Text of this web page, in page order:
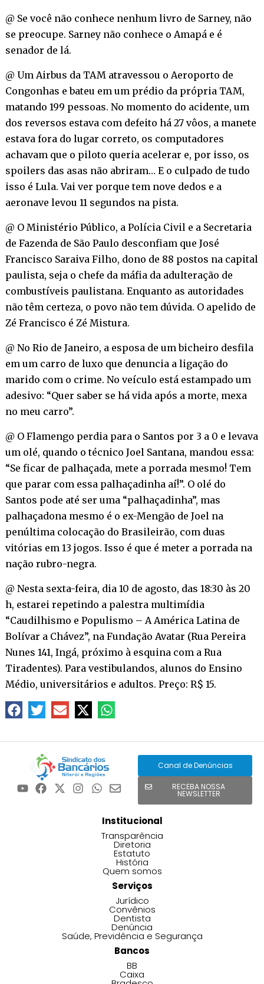
@ Se você não conhece nenhum livro de Sarney, não
se preocupe. Sarney não conhece o Amapá e é
senador de lá.
@ Um Airbus da TAM atravessou o Aeroporto de
Congonhas e bateu em um prédio da própria TAM,
matando 199 pessoas. No momento do acidente, um
dos reversos estava com defeito há 27 vôos, a manete
estava fora do lugar correto, os computadores
achavam que o piloto queria acelerar e, por isso, os
spoilers das asas não abriram… E o culpado de tudo
isso é Lula. Vai ver porque tem nove dedos e a
aeronave levou 11 segundos na pista.
@ O Ministério Público, a Polícia Civil e a Secretaria
de Fazenda de São Paulo desconfiam que José
Francisco Saraiva Filho, dono de 88 postos na capital
paulista, seja o chefe da máfia da adulteração de
combustíveis paulistana. Enquanto as autoridades
não têm certeza, o povo não tem dúvida. O apelido de
Zé Francisco é Zé Mistura.
@ No Rio de Janeiro, a esposa de um bicheiro desfila
em um carro de luxo que denuncia a ligação do
marido com o crime. No veículo está estampado um
adesivo: “Quer saber se há vida após a morte, mexa
no meu carro”.
@ O Flamengo perdia para o Santos por 3 a 0 e levava
um olé, quando o técnico Joel Santana, mandou essa:
“Se ficar de palhaçada, mete a porrada mesmo! Tem
que parar com essa palhaçadinha aí!”. O olé do
Santos pode até ser uma “palhaçadinha”, mas
palhaçadona mesmo é o ex-Mengão de Joel na
penúltima colocação do Brasileirão, com duas
vitórias em 13 jogos. Isso é que é meter a porrada na
nação rubro-negra.
@ Nesta sexta-feira, dia 10 de agosto, das 18:30 às 20
h, estarei repetindo a palestra multimídia
“Caudilhismo e Populismo – A América Latina de
Bolívar a Chávez”, na Fundação Avatar (Rua Pereira
Nunes 141, Ingá, próximo à esquina com a Rua
Tiradentes). Para vestibulandos, alunos do Ensino
Médio, universitários e adultos. Preço: R$ 15.
Canal de Denúncias
RECEBA NOSSA
NEWSLETTER
Institucional
Transparência
Diretoria
Estatuto
História
Quem somos
Serviços
Jurídico
Convênios
Dentista
Denúncia
Saúde, Previdência e Segurança
Bancos
BB
Caixa